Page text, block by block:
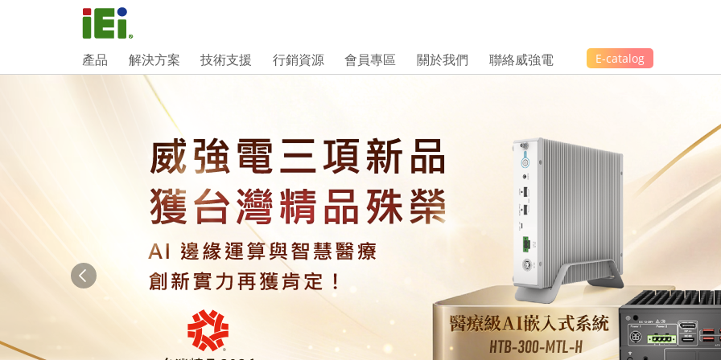
產品 解決方案 技術支援 行銷資源 會員專區 關於我們 聯絡威強電 E-catalog